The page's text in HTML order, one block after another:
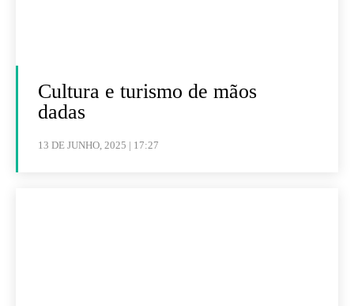
Cultura e turismo de mãos
dadas
13 DE JUNHO, 2025 | 17:27